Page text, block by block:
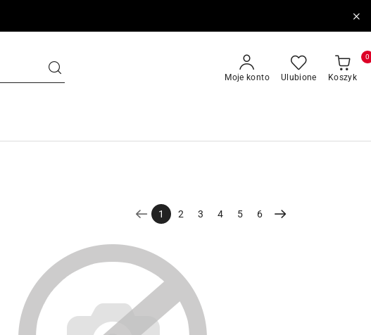
Moje konto Ulubione Koszyk
0
1 2 3 4 5 6